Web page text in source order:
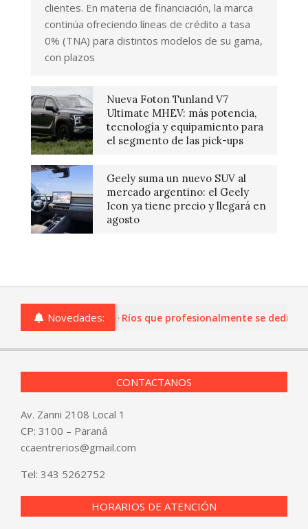
clientes. En materia de financiación, la marca
continúa ofreciendo líneas de crédito a tasa
0% (TNA) para distintos modelos de su gama,
con plazos
Nueva Foton Tunland V7
Ultimate MHEV: más potencia,
tecnología y equipamiento para
el segmento de las pick-ups
Geely suma un nuevo SUV al
mercado argentino: el Geely
Icon ya tiene precio y llegará en
agosto
Novedades:
o comercios de Entre Ríos que profesionalmente se
CONTACTANOS
Av. Zanni 2108 Local 1
CP: 3100 – Paraná
ccaentrerios@gmail.com
Tel: 343 5262752
HORARIOS DE ATENCIÓN